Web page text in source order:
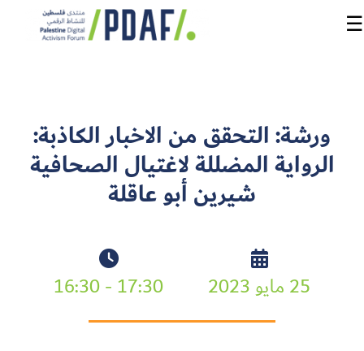
فعاليات
المنتدى
ومتحدثون
☰
ورشة: التحقق من الاخبار الكاذبة:
الرواية المضللة لاغتيال الصحافية
شيرين أبو عاقلة
25 مايو 2023 17:30 - 16:30